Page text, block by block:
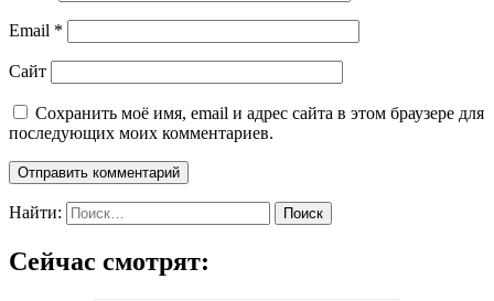
Email *
Сайт
Сохранить моё имя, email и адрес сайта в этом браузере для
последующих моих комментариев.
Найти:
Сейчас смотрят: